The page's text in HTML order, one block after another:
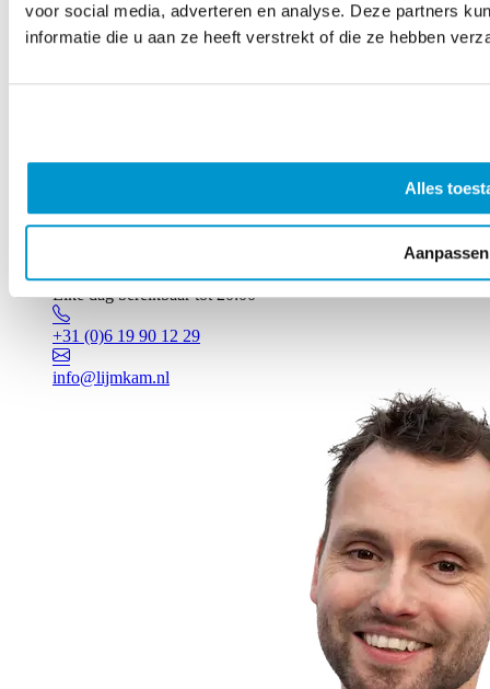
voor social media, adverteren en analyse. Deze partners
informatie die u aan ze heeft verstrekt of die ze hebben
Alles
Aanpassen
Elke dag bereikbaar tot 20:00
+31 (0)6 19 90 12 29
info@lijmkam.nl